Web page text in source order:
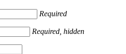
Required
Required, hidden